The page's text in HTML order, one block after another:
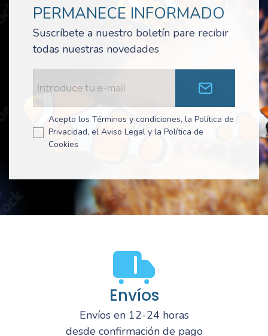
PERMANECE INFORMADO
Suscríbete a nuestro boletín pare recibir
todas nuestras novedades
Acepto los Términos y condiciones, la Política de
Privacidad, el Aviso Legal y la Política de
Cookies
Envíos
Envíos en 12-24 horas
desde confirmación de pago